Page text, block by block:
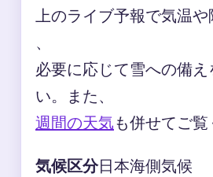
上のライブ予報で気温
、
必要に応じて雪への備え
い。また、
週間の天気も併せてご覧
気候区分日本海側気候